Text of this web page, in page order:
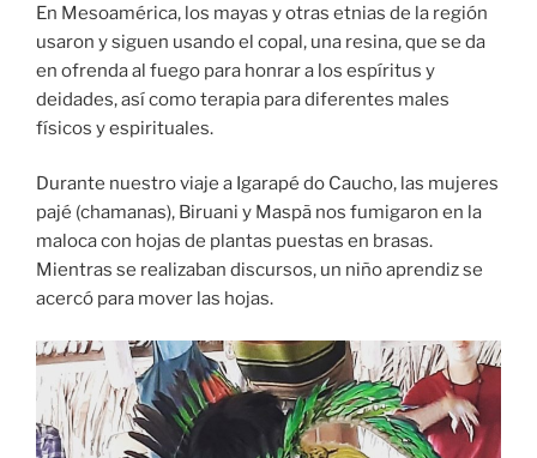
En Mesoamérica, los mayas y otras etnias de la región
usaron y siguen usando el copal, una resina, que se da
en ofrenda al fuego para honrar a los espíritus y
deidades, así como terapia para diferentes males
físicos y espirituales.
Durante nuestro viaje a Igarapé do Caucho, las mujeres
pajé (chamanas), Biruani y Maspã nos fumigaron en la
maloca con hojas de plantas puestas en brasas.
Mientras se realizaban discursos, un niño aprendiz se
acercó para mover las hojas.